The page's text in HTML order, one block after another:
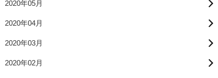
2020年05月
2020年04月
2020年03月
2020年02月